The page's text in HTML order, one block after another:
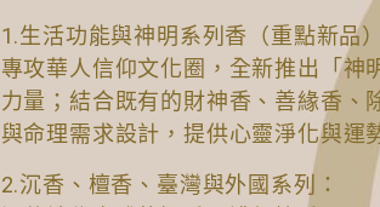
1.生活功能與神明系列香（重點新品
專攻華人信仰文化圈，全新推出「神
力量；結合既有的財神香、善緣香、
與命理需求設計，提供心靈淨化與運
2.沉香、檀香、臺灣與外國系列：